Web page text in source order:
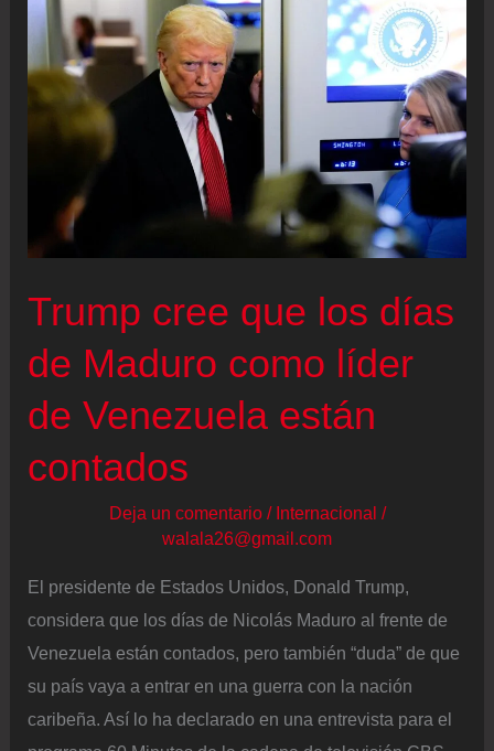
en
Estados
Unidos
El
Mamdani
y
será
próximo
Trump cree que los días
de Maduro como líder
de Venezuela están
contados
Deja un comentario / Internacional /
walala26@gmail.com
El presidente de Estados Unidos, Donald Trump,
considera que los días de Nicolás Maduro al frente de
Venezuela están contados, pero también “duda” de que
su país vaya a entrar en una guerra con la nación
caribeña. Así lo ha declarado en una entrevista para el